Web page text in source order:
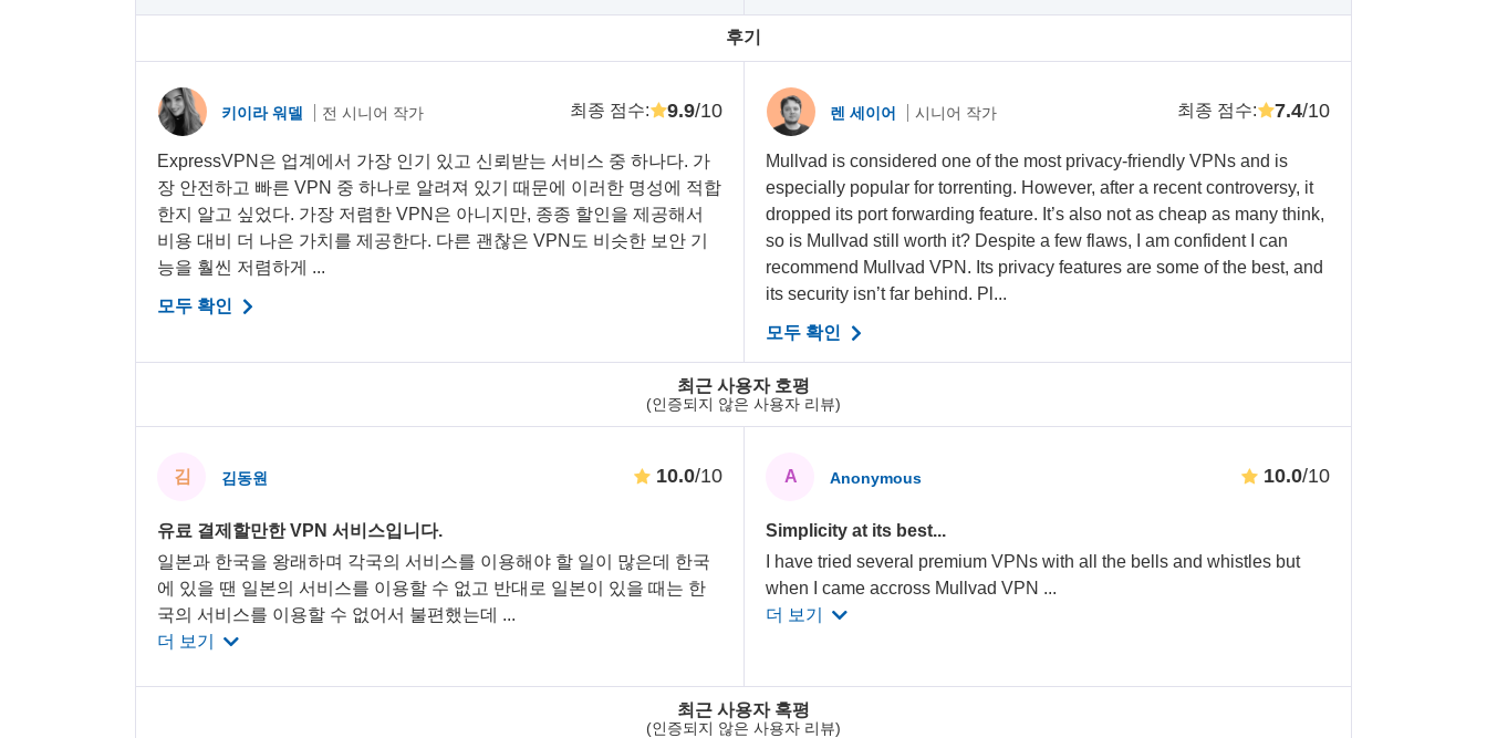
후기
최근 사용자 호평
(인증되지 않은 사용자 리뷰)
최근 사용자 혹평
(인증되지 않은 사용자 리뷰)
키이라 워델 전 시니어 작가 최종 점수: 9.9/10
ExpressVPN은 업계에서 가장 인기 있고 신뢰받는 서비스 중 하나다. 가
장 안전하고 빠른 VPN 중 하나로 알려져 있기 때문에 이러한 명성에 적합
한지 알고 싶었다. 가장 저렴한 VPN은 아니지만, 종종 할인을 제공해서
비용 대비 더 나은 가치를 제공한다. 다른 괜찮은 VPN도 비슷한 보안 기
능을 훨씬 저렴하게 ...
모두 확인
김 김동원 10.0/10
유료 결제할만한 VPN 서비스입니다.
일본과 한국을 왕래하며 각국의 서비스를 이용해야 할 일이 많은데 한국
에 있을 땐 일본의 서비스를 이용할 수 없고 반대로 일본이 있을 때는 한
국의 서비스를 이용할 수 없어서 불편했는데 ...
더 보기
렌 세이어 시니어 작가 최종 점수: 7.4/10
Mullvad is considered one of the most privacy-friendly VPNs and is
especially popular for torrenting. However, after a recent controversy, it
dropped its port forwarding feature. It’s also not as cheap as many think,
so is Mullvad still worth it? Despite a few flaws, I am confident I can
recommend Mullvad VPN. Its privacy features are some of the best, and
its security isn’t far behind. Pl...
모두 확인
A Anonymous 10.0/10
Simplicity at its best...
I have tried several premium VPNs with all the bells and whistles but
when I came accross Mullvad VPN ...
더 보기